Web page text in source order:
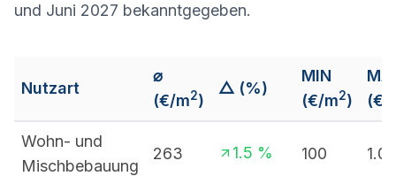
und Juni 2027 bekanntgegeben.
Nutzart
⌀
(€/m2)
△ (%)
MIN
(€/m2)
(€/
Wohn- und
Mischbebauung
263 1.5 % 100